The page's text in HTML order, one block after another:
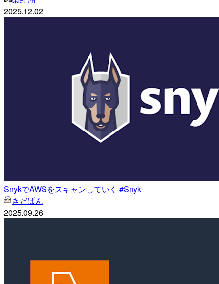
2025.12.02
SnykでAWSをスキャンしていく #Snyk
きだぱん
2025.09.26